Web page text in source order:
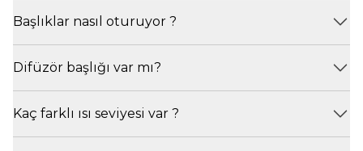
Başlıklar nasıl oturuyor ?
Difüzör başlığı var mı?
Kaç farklı ısı seviyesi var ?